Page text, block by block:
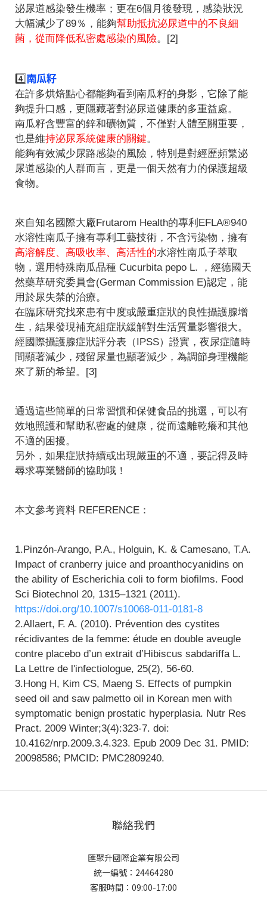
泌尿道感染發生機率；更在6個月後發現，感染狀況
大幅減少了89％，能夠幫助抵抗泌尿道中的不良細
菌，從而降低私密處感染的風險。[2]
4️⃣ 南瓜籽
在許多烘焙點心都能夠看到南瓜籽的身影，它除了能
夠提升口感，更隱藏著對泌尿道健康的多重益處。
南瓜籽含豐富的鋅和礦物質，不僅對人體至關重要，
也是維持泌尿系統健康的關鍵。
能夠有效減少尿路感染的風險，特別是對經歷頻繁泌
尿道感染的人群而言，更是一個天然有力的保護超級
食物。
來自知名國際大廠Frutarom Health的專利EFLA®940
水溶性南瓜子擁有專利工藝技術，不含污染物，擁有
高溶解度、高吸收率、高活性的水溶性南瓜子萃取
物，選用特殊南瓜品種 Cucurbita pepo L. ，經德國天
然藥草研究委員會(German Commission E)認定，能
用於尿失禁的治療。
在臨床研究找來患有中度或嚴重症狀的良性攝護腺增
生，結果發現補充組症狀緩解對生活質量影響很大。
經國際攝護腺症狀評分表（IPSS）證實，夜尿症隨時
間顯著減少，殘留尿量也顯著減少，為調節身理機能
來了新的希望。[3]
通過這些簡單的日常習慣和保健食品的挑選，可以有
效地照護和幫助私密處的健康，從而遠離乾癢和其他
不適的困擾。
另外，如果症狀持續或出現嚴重的不適，要記得及時
尋求專業醫師的協助哦！
本文參考資料 REFERENCE：
1.Pinzón-Arango, P.A., Holguin, K. & Camesano, T.A.
Impact of cranberry juice and proanthocyanidins on
the ability of Escherichia coli to form biofilms. Food
Sci Biotechnol 20, 1315–1321 (2011).
https://doi.org/10.1007/s10068-011-0181-8
2.Allaert, F. A. (2010). Prévention des cystites
récidivantes de la femme: étude en double aveugle
contre placebo d’un extrait d’Hibiscus sabdariffa L.
La Lettre de l'infectiologue, 25(2), 56-60.
3.Hong H, Kim CS, Maeng S. Effects of pumpkin
seed oil and saw palmetto oil in Korean men with
symptomatic benign prostatic hyperplasia. Nutr Res
Pract. 2009 Winter;3(4):323-7. doi:
10.4162/nrp.2009.3.4.323. Epub 2009 Dec 31. PMID:
20098586; PMCID: PMC2809240.
聯絡我們
匯聚升國際企業有限公司
統一編號：24464280
客服時間：09:00-17:00